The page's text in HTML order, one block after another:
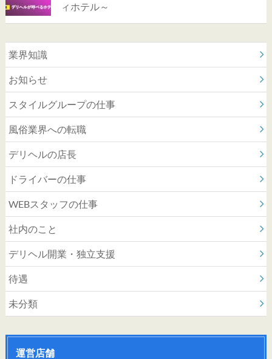
ィホテル～
業界知識
お知らせ
スタイルグループの仕事
風俗業界への転職
デリヘルの店長
ドライバーの仕事
WEBスタッフの仕事
社内のこと
デリヘル開業・独立支援
待遇
未分類
運営店舗